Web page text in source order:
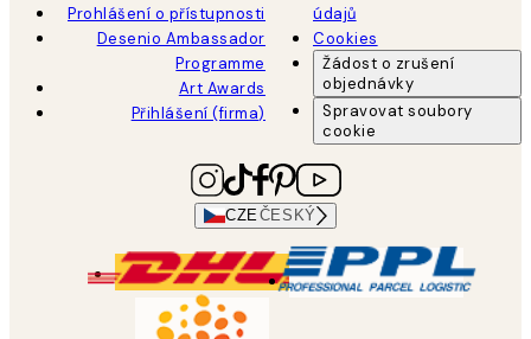
Prohlášení o přístupnosti
Desenio Ambassador
Programme
Art Awards
Přihlášení (firma)
údajů
Cookies
Žádost o zrušení
objednávky
Spravovat soubory
cookie
CZEČESKÝ